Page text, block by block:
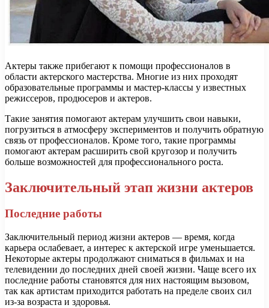
Актеры также прибегают к помощи профессионалов в
области актерского мастерства. Многие из них проходят
образовательные программы и мастер-классы у известных
режиссеров, продюсеров и актеров.
Такие занятия помогают актерам улучшить свои навыки,
погрузиться в атмосферу экспериментов и получить обратную
связь от профессионалов. Кроме того, такие программы
помогают актерам расширить свой кругозор и получить
больше возможностей для профессионального роста.
Заключительный этап жизни актеров
Последние работы
Заключительный период жизни актеров — время, когда
карьера ослабевает, а интерес к актерской игре уменьшается.
Некоторые актеры продолжают сниматься в фильмах и на
телевидении до последних дней своей жизни. Чаще всего их
последние работы становятся для них настоящим вызовом,
так как артистам приходится работать на пределе своих сил
из-за возраста и здоровья.